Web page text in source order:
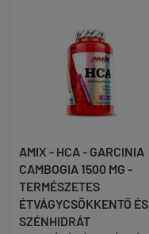
AMIX - HCA - GARCINIA
CAMBOGIA 1500 MG -
TERMÉSZETES
ÉTVÁGYCSÖKKENTŐ ÉS
SZÉNHIDRÁT